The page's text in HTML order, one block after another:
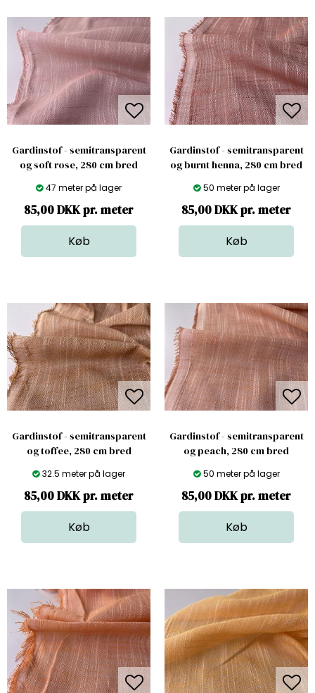
Gardinstof - semitransparent
og soft rose, 280 cm bred
47 meter på lager
85,00 DKK pr. meter
Gardinstof - semitransparent
og burnt henna, 280 cm bred
50 meter på lager
85,00 DKK pr. meter
Gardinstof - semitransparent
og toffee, 280 cm bred
32.5 meter på lager
85,00 DKK pr. meter
Gardinstof - semitransparent
og peach, 280 cm bred
50 meter på lager
85,00 DKK pr. meter